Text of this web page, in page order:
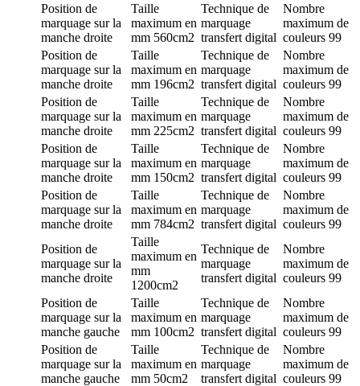
Position de
marquage sur la
manche droite
Taille
maximum en
mm 560cm2
Technique de
marquage
transfert digital
Nombre
maximum de
couleurs 99
Position de
marquage sur la
manche droite
Taille
maximum en
mm 196cm2
Technique de
marquage
transfert digital
Nombre
maximum de
couleurs 99
Position de
marquage sur la
manche droite
Taille
maximum en
mm 225cm2
Technique de
marquage
transfert digital
Nombre
maximum de
couleurs 99
Position de
marquage sur la
manche droite
Taille
maximum en
mm 150cm2
Technique de
marquage
transfert digital
Nombre
maximum de
couleurs 99
Position de
marquage sur la
manche droite
Taille
maximum en
mm 784cm2
Technique de
marquage
transfert digital
Nombre
maximum de
couleurs 99
Position de
marquage sur la
manche droite
Taille
maximum en
mm
1200cm2
Technique de
marquage
transfert digital
Nombre
maximum de
couleurs 99
Position de
marquage sur la
manche gauche
Taille
maximum en
mm 100cm2
Technique de
marquage
transfert digital
Nombre
maximum de
couleurs 99
Position de
marquage sur la
manche gauche
Taille
maximum en
mm 50cm2
Technique de
marquage
transfert digital
Nombre
maximum de
couleurs 99